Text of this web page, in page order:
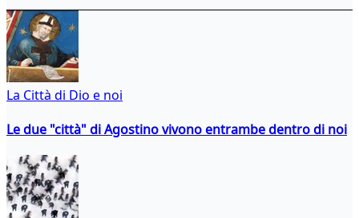
La Città di Dio e noi
Le due "città" di Agostino vivono entrambe dentro di noi